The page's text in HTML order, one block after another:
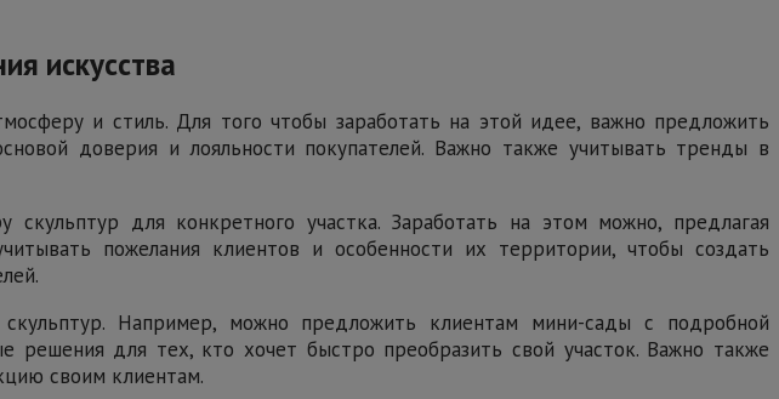
искусства
и стиль. Для того чтобы заработать на этой идее, важно предложить
доверия и лояльности покупателей. Важно также учитывать тренды в
для конкретного участка. Заработать на этом можно, предлагая
пожелания клиентов и особенности их территории, чтобы создать
Например, можно предложить клиентам мини-сады с подробной
для тех, кто хочет быстро преобразить свой участок. Важно также
своим клиентам.